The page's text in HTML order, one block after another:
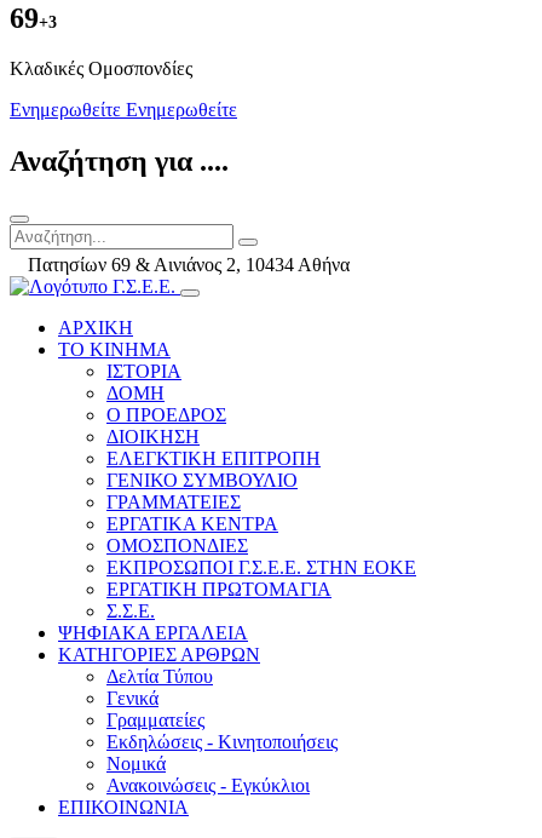
69+3
Kλαδικές Ομοσπονδίες
Ενημερωθείτε Ενημερωθείτε
Αναζήτηση για ....
Πατησίων 69 & Αινιάνος 2, 10434 Αθήνα
ΑΡΧΙΚΗ
ΤΟ ΚΙΝΗΜΑ
ΙΣΤΟΡΙΑ
ΔΟΜΗ
Ο ΠΡΟΕΔΡΟΣ
ΔΙΟΙΚΗΣΗ
ΕΛΕΓΚΤΙΚΗ ΕΠΙΤΡΟΠΗ
ΓΕΝΙΚΟ ΣΥΜΒΟΥΛΙΟ
ΓΡΑΜΜΑΤΕΙΕΣ
ΕΡΓΑΤΙΚΑ ΚΕΝΤΡΑ
ΟΜΟΣΠΟΝΔΙΕΣ
ΕΚΠΡΟΣΩΠΟΙ Γ.Σ.Ε.Ε. ΣΤΗΝ ΕΟΚΕ
ΕΡΓΑΤΙΚΗ ΠΡΩΤΟΜΑΓΙΑ
Σ.Σ.Ε.
ΨΗΦΙΑΚΑ ΕΡΓΑΛΕΙΑ
ΚΑΤΗΓΟΡΙΕΣ ΑΡΘΡΩΝ
Δελτία Τύπου
Γενικά
Γραμματείες
Εκδηλώσεις - Κινητοποιήσεις
Νομικά
Ανακοινώσεις - Εγκύκλιοι
ΕΠΙΚΟΙΝΩΝΙΑ